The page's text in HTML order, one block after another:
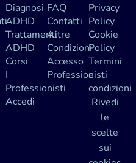
Diagnosi
ADHD
Trattamenti
ADHD
Corsi
I
Professionisti
Accedi
FAQ
Contatti
Altre
Condizioni
Accesso
Professionisti
Privacy
Policy
Cookie
Policy
Termini
e
condizioni
Rivedi
le
scelte
sui